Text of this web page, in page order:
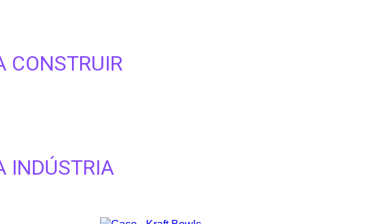
CONSTRUIR
INDÚSTRIA